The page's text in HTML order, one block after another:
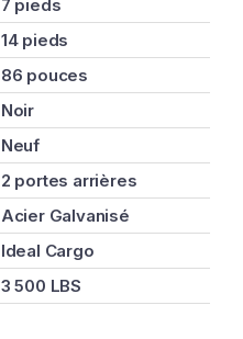
7 pieds
14 pieds
86 pouces
Noir
Neuf
2 portes arrières
Acier Galvanisé
Ideal Cargo
3 500 LBS